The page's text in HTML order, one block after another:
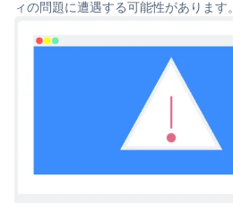
ィの問題に遭遇する可能性があります。